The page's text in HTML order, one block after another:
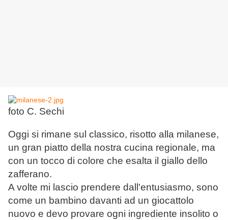
foto C. Sechi
Oggi si rimane sul classico, risotto alla milanese,
un gran piatto della nostra cucina regionale, ma
con un tocco di colore che esalta il giallo dello
zafferano.
A volte mi lascio prendere dall'entusiasmo, sono
come un bambino davanti ad un giocattolo
nuovo e devo provare ogni ingrediente insolito o